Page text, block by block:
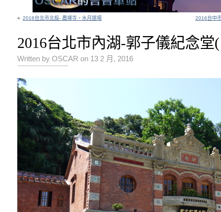
« 2016台北市北投- 農禪寺。水月道場 2016台中
2016台北市內湖-郭子儀紀念堂
Written by OSCAR on 13 2 月, 2016